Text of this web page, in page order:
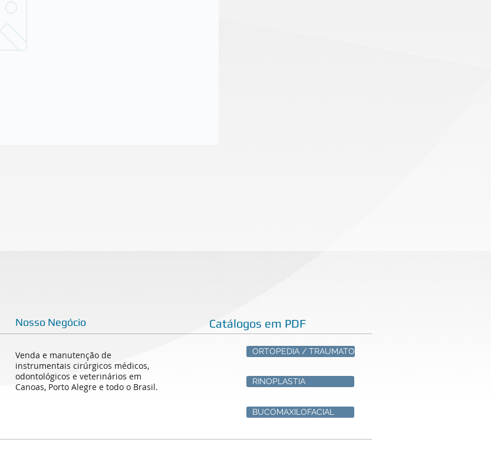
Venda e manutenção de
instrumentais cirúrgicos médicos,
odontológicos e veterinários em
Canoas, Porto Alegre e todo o Brasil.
Nosso Negócio Catálogos em PDF
RINOPLASTIA
BUCOMAXILOFACIAL
ORTOPEDIA / TRAUMATO